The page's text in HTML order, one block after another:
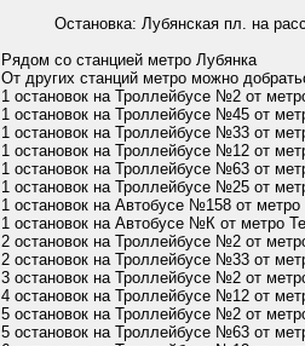
Остановка: Лубянская пл. на
Рядом со станцией метро Лубянка
От других станций метро можно
1 остановок на Троллейбусе №2 от
1 остановок на Троллейбусе №45 от
1 остановок на Троллейбусе №33 от
1 остановок на Троллейбусе №12 от
1 остановок на Троллейбусе №63 от
1 остановок на Троллейбусе №25 от
1 остановок на Автобусе №158 от метро
1 остановок на Автобусе №К от метро
2 остановок на Троллейбусе №2 от
2 остановок на Троллейбусе №33 от
3 остановок на Троллейбусе №2 от
4 остановок на Троллейбусе №12 от
5 остановок на Троллейбусе №2 от
5 остановок на Троллейбусе №63 от